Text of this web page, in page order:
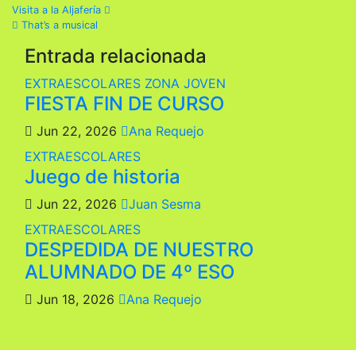
Navegación
de
entradas
Visita a la Aljafería
That’s a musical
Entrada relacionada
EXTRAESCOLARES ZONA JOVEN
FIESTA FIN DE CURSO
Jun 22, 2026
Ana Requejo
EXTRAESCOLARES
Juego de historia
Jun 22, 2026
Juan Sesma
EXTRAESCOLARES
DESPEDIDA DE NUESTRO
ALUMNADO DE 4º ESO
Jun 18, 2026 Ana Requejo